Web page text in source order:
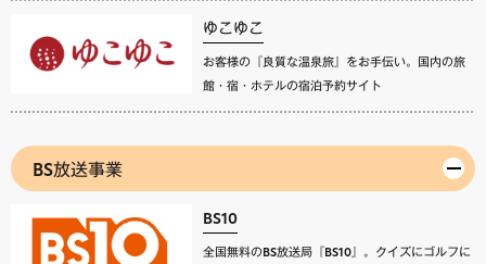
ゆこゆこ
お客様の『良質な温泉旅』をお手伝い。国内の旅
館・宿・ホテルの宿泊予約サイト
BS放送事業
BS10
全国無料のBS放送局『BS10』。クイズにゴルフに